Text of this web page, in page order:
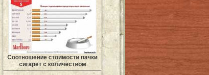
Соотношение стоимости пачки
сигарет с количеством